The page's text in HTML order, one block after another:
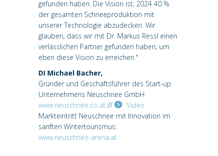
gefunden haben. Die Vision ist, 2024 40 %
der gesamten Schneeproduktion mit
unserer Technologie abzudecken. Wir
glauben, dass wir mit Dr. Markus Ressl einen
verlässlichen Partner gefunden haben, um
eben diese Vision zu erreichen."
DI Michael Bacher,
Gründer und Geschäftsführer des Start-up
Unternehmens Neuschnee GmbH
www.neuschnee.co.at //
Video
Markteintritt Neuschnee mit Innovation im
sanften Wintertourismus:
www.neuschnee-arena.at